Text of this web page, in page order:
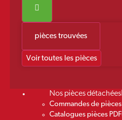
pièces trouvées
Voir toutes les pièces
Nos pièces détachées
Commandes de pièces
Catalogues pièces PDF